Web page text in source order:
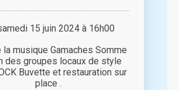
15 juin 2024 à 16h00
la musique Gamaches Somme
des groupes locaux de style
Buvette et restauration sur
place .